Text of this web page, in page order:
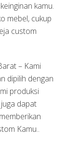
kamu.
mebel, cukup
custom
– Kami
dipilih dengan
produksi
dapat
Kamu..